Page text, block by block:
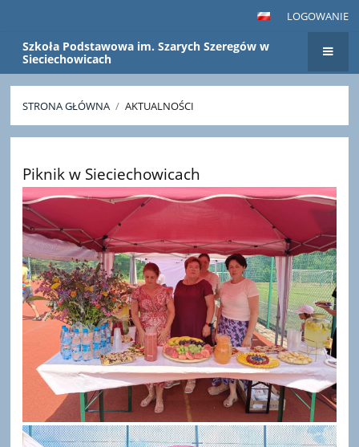
LOGOWANIE
Szkoła Podstawowa im. Szarych Szeregów w
Sieciechowicach
STRONA GŁÓWNA / AKTUALNOŚCI
Piknik w Sieciechowicach